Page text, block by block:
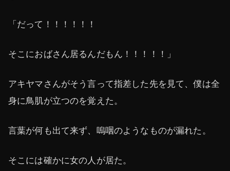
「だって！！！！！！
そこにおばさん居るんだもん！！！！！」
アキヤマさんがそう言って指差した先を見て、僕は全
身に鳥肌が立つのを覚えた。
言葉が何も出て来ず、嗚咽のようなものが漏れた。
そこには確かに女の人が居た。